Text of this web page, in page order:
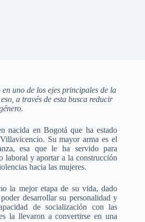
uno de los ejes principales de la
a través de esta busca reducir
nacida en Bogotá que ha estado
Su mayor arma es el
esa que le ha servido para
laboral y aportar a la construcción
hacia las mujeres.
la mejor etapa de su vida, dado
desarrollar su personalidad y
de socialización con las
la llevaron a convertirse en una